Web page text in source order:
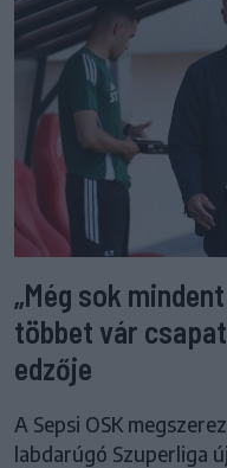
„Még sok
többet vár
edzője
A Sepsi OSK
labdarúgó Szuperliga